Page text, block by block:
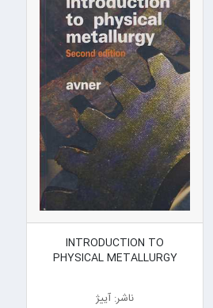
INTRODUCTION TO
PHYSICAL METALLURGY
ناشر: آییژ